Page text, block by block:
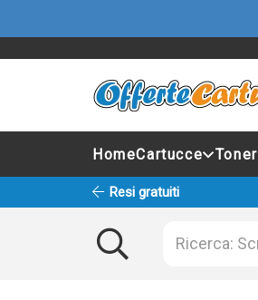
HomeCartucce Toner
Resi gratuiti